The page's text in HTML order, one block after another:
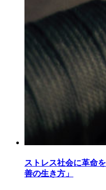
ストレス社会に革命
善の生き方」